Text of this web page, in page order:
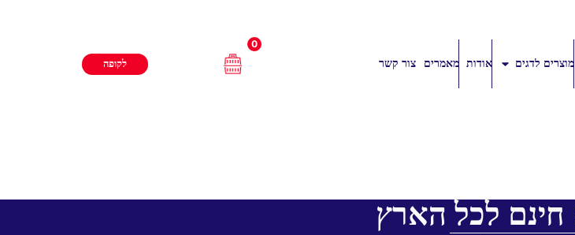
מוצרים לדגים אודות מאמרים צור קשר
0
לקופה
חינם לכל הארץ